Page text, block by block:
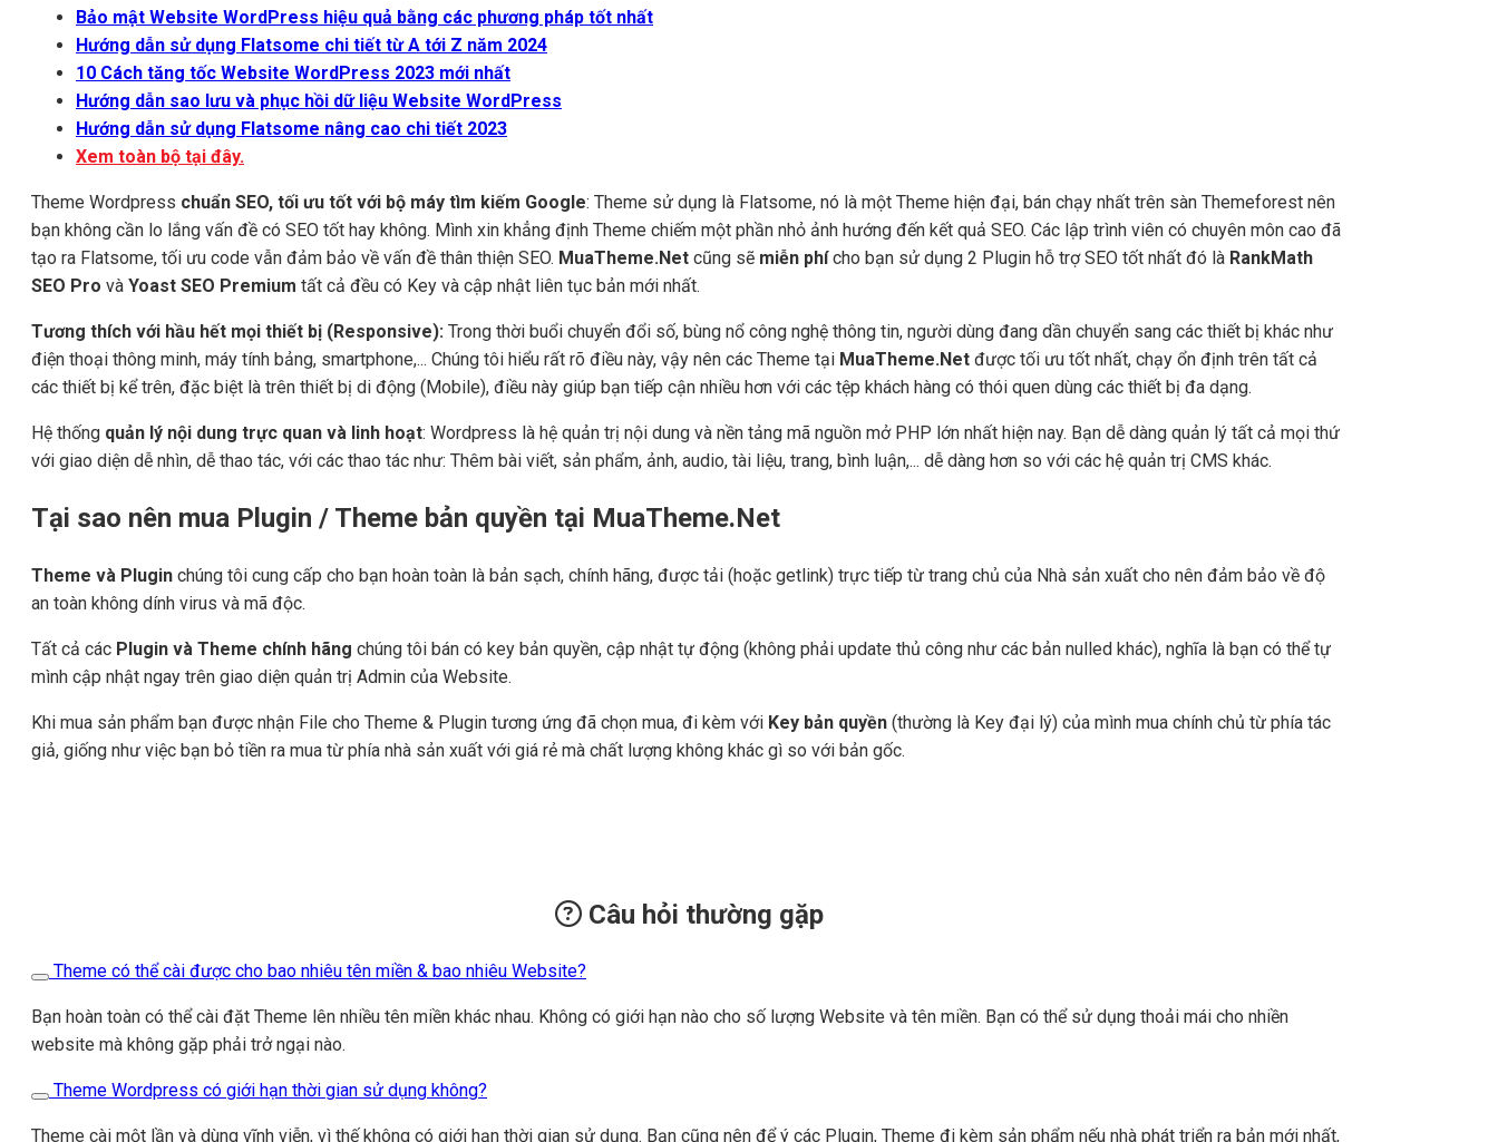
Bảo mật Website WordPress hiệu quả bằng các phương pháp tốt nhất
Hướng dẫn sử dụng Flatsome chi tiết từ A tới Z năm 2024
10 Cách tăng tốc Website WordPress 2023 mới nhất
Hướng dẫn sao lưu và phục hồi dữ liệu Website WordPress
Hướng dẫn sử dụng Flatsome nâng cao chi tiết 2023
Xem toàn bộ tại đây.
Theme Wordpress chuẩn SEO, tối ưu tốt với bộ máy tìm kiếm Google: Theme sử dụng là Flatsome, nó là một Theme hiện đại, bán chạy nhất trên sàn Themeforest nên
bạn không cần lo lắng vấn đề có SEO tốt hay không. Mình xin khẳng định Theme chiếm một phần nhỏ ảnh hướng đến kết quả SEO. Các lập trình viên có chuyên môn cao đã
tạo ra Flatsome, tối ưu code vẫn đảm bảo về vấn đề thân thiện SEO. MuaTheme.Net cũng sẽ miễn phícho bạn sử dụng 2 Plugin hỗ trợ SEO tốt nhất đó là RankMath
SEO Pro và Yoast SEO Premium tất cả đều có Key và cập nhật liên tục bản mới nhất.
Tương thích với hầu hết mọi thiết bị (Responsive): Trong thời buổi chuyển đổi số, bùng nổ công nghệ thông tin, người dùng đang dần chuyển sang các thiết bị khác như
điện thoại thông minh, máy tính bảng, smartphone,... Chúng tôi hiểu rất rõ điều này, vậy nên các Theme tại MuaTheme.Net được tối ưu tốt nhất, chạy ổn định trên tất cả
các thiết bị kể trên, đặc biệt là trên thiết bị di động (Mobile), điều này giúp bạn tiếp cận nhiều hơn với các tệp khách hàng có thói quen dùng các thiết bị đa dạng.
Hệ thống quản lý nội dung trực quan và linh hoạt: Wordpress là hệ quản trị nội dung và nền tảng mã nguồn mở PHP lớn nhất hiện nay. Bạn dễ dàng quản lý tất cả mọi thứ
với giao diện dễ nhìn, dễ thao tác, với các thao tác như: Thêm bài viết, sản phẩm, ảnh, audio, tài liệu, trang, bình luận,... dễ dàng hơn so với các hệ quản trị CMS khác.
Tại sao nên mua Plugin / Theme bản quyền tại MuaTheme.Net
Theme và Plugin chúng tôi cung cấp cho bạn hoàn toàn là bản sạch, chính hãng, được tải (hoặc getlink) trực tiếp từ trang chủ của Nhà sản xuất cho nên đảm bảo về độ
an toàn không dính virus và mã độc.
Tất cả các Plugin và Theme chính hãng chúng tôi bán có key bản quyền, cập nhật tự động (không phải update thủ công như các bản nulled khác), nghĩa là bạn có thể tự
mình cập nhật ngay trên giao diện quản trị Admin của Website.
Khi mua sản phẩm bạn được nhận File cho Theme & Plugin tương ứng đã chọn mua, đi kèm với Key bản quyền (thường là Key đại lý) của mình mua chính chủ từ phía tác
giả, giống như việc bạn bỏ tiền ra mua từ phía nhà sản xuất với giá rẻ mà chất lượng không khác gì so với bản gốc.
Câu hỏi thường gặp
Theme có thể cài được cho bao nhiêu tên miền & bao nhiêu Website?
Bạn hoàn toàn có thể cài đặt Theme lên nhiều tên miền khác nhau. Không có giới hạn nào cho số lượng Website và tên miền. Bạn có thể sử dụng thoải mái cho nhiền
website mà không gặp phải trở ngại nào.
Theme Wordpress có giới hạn thời gian sử dụng không?
Theme cài một lần và dùng vĩnh viễn, vì thế không có giới hạn thời gian sử dụng. Bạn cũng nên để ý các Plugin, Theme đi kèm sản phẩm nếu nhà phát triển ra bản mới nhất,